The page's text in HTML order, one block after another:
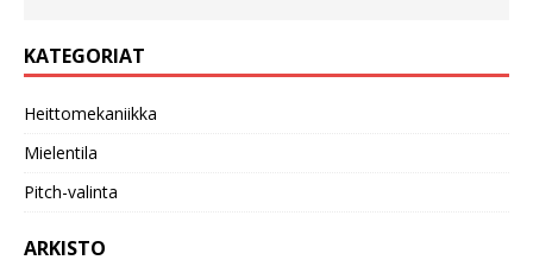
KATEGORIAT
Heittomekaniikka
Mielentila
Pitch-valinta
ARKISTO